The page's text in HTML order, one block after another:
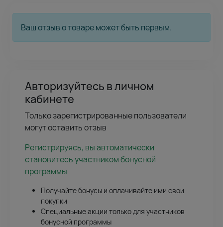
Ваш отзыв о товаре может быть первым.
Авторизуйтесь в личном
кабинете
Только зарегистрированные пользователи
могут оставить отзыв
Регистрируясь, вы автоматически
становитесь участником бонусной
программы
Получайте бонусы и оплачивайте ими свои
покупки
Специальные акции только для участников
бонусной программы